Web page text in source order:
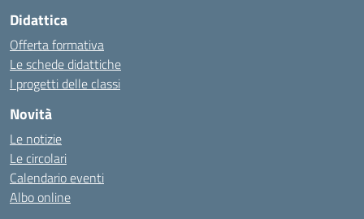
Didattica
Offerta formativa
Le schede didattiche
I progetti delle classi
Novità
Le notizie
Le circolari
Calendario eventi
Albo online